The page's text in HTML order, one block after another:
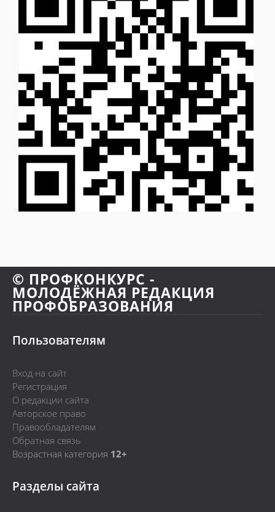
© ПРОФКОНКУРС -
МОЛОДЁЖНАЯ РЕДАКЦИЯ
ПРОФОБРАЗОВАНИЯ
Пользователям
Вход на сайт
Регистрация
О редакции сайта
Авторское право
Правообладателям
Обратная связь
Возрастная категория 12+
Разделы сайта